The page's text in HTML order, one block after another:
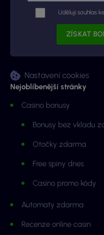
Uděluji souhlas ke
Nastavení cookies
Nejoblíbenější stránky
Casino bonusy
Bonusy bez vkladu
Otočky zdarma
Free spiny dnes
Casino promo kódy
Automaty zdarma
Recenze online casin